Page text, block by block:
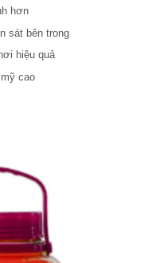
hơn
sát bên trong
hiệu quả
cao